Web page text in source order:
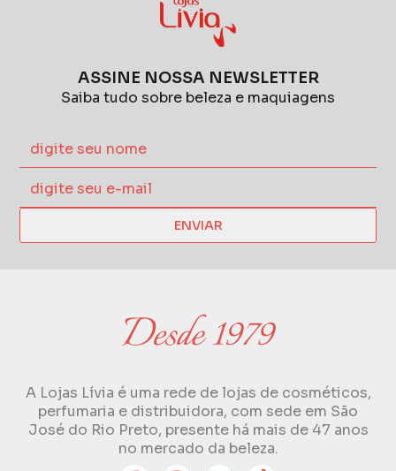
ASSINE NOSSA NEWSLETTER
Saiba tudo sobre beleza e maquiagens
ENVIAR
A Lojas Lívia é uma rede de lojas de cosméticos,
perfumaria e distribuidora, com sede em São
José do Rio Preto, presente há mais de 47 anos
no mercado da beleza.